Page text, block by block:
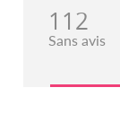
112
Sans avis